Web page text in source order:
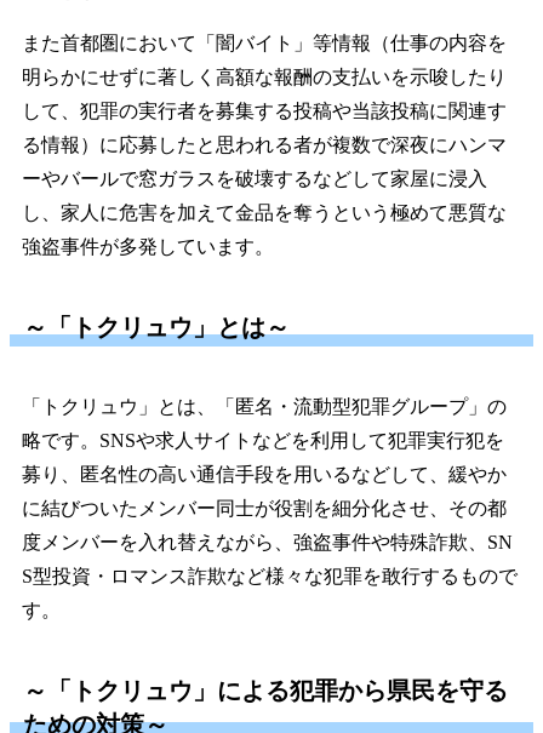
また首都圏において「闇バイト」等情報（仕事の内容を
明らかにせずに著しく高額な報酬の支払いを示唆したり
して、犯罪の実行者を募集する投稿や当該投稿に関連す
る情報）に応募したと思われる者が複数で深夜にハンマ
ーやバールで窓ガラスを破壊するなどして家屋に浸入
し、家人に危害を加えて金品を奪うという極めて悪質な
強盗事件が多発しています。
～「トクリュウ」とは～
「トクリュウ」とは、「匿名・流動型犯罪グループ」の
略です。SNSや求人サイトなどを利用して犯罪実行犯を
募り、匿名性の高い通信手段を用いるなどして、緩やか
に結びついたメンバー同士が役割を細分化させ、その都
度メンバーを入れ替えながら、強盗事件や特殊詐欺、SN
S型投資・ロマンス詐欺など様々な犯罪を敢行するもので
す。
～「トクリュウ」による犯罪から県民を守る
ための対策～